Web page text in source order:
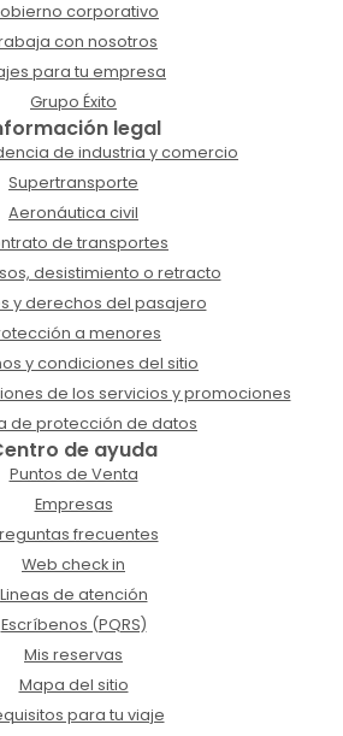
corporativo
con nosotros
para tu empresa
Grupo Éxito
legal
de industria y comercio
Supertransporte
Aeronáutica civil
de transportes
desistimiento o retracto
y derechos del pasajero
a menores
y condiciones del sitio
de los servicios y promociones
de protección de datos
de ayuda
Puntos de Venta
Empresas
frecuentes
Web check in
Lineas de atención
Escríbenos (PQRS)
Mis reservas
Mapa del sitio
para tu viaje